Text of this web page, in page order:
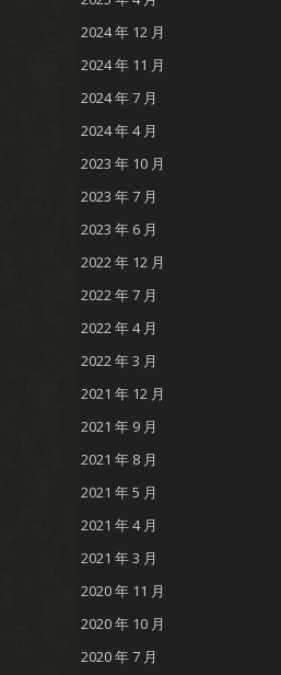
2024 年 12 月
2024 年 11 月
2024 年 7 月
2024 年 4 月
2023 年 10 月
2023 年 7 月
2023 年 6 月
2022 年 12 月
2022 年 7 月
2022 年 4 月
2022 年 3 月
2021 年 12 月
2021 年 9 月
2021 年 8 月
2021 年 5 月
2021 年 4 月
2021 年 3 月
2020 年 11 月
2020 年 10 月
2020 年 7 月